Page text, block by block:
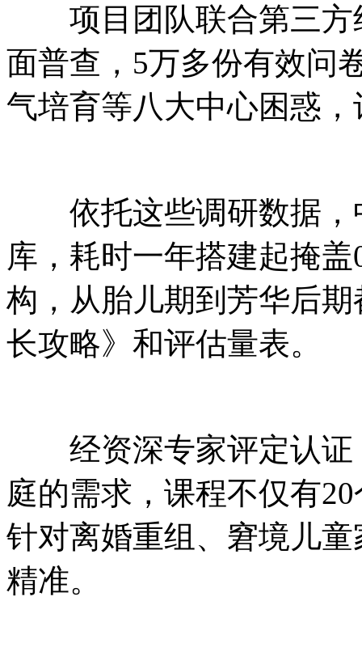
项目团队联合第三方
面普查，5万多份有效问
气培育等八大中心困惑
依托这些调研数据，
库，耗时一年搭建起掩
构，从胎儿期到芳华后
长攻略》和评估量表。
经资深专家评定认证
庭的需求，课程不仅有
针对离婚重组、窘境儿
精准。